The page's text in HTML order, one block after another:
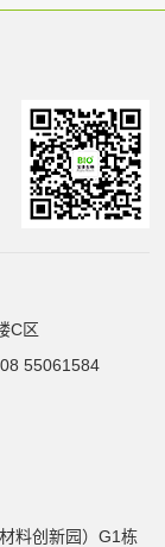
C区
55061584
料创新园）G1栋